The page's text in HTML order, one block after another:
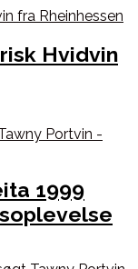
Hvidvin
1999